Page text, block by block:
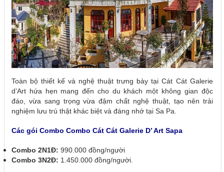
Toàn bộ thiết kế và nghệ thuật trưng bày tại Cát Cát Galerie
d’Art hứa hẹn mang đến cho du khách một không gian độc
đáo, vừa sang trọng vừa đậm chất nghệ thuật, tạo nên trải
nghiệm lưu trú thật khác biệt và đáng nhớ tại Sa Pa.
Các gói Combo Combo Cát Cát Galerie D’ Art Sapa
Combo 2N1Đ: 990.000 đồng/người
Combo 3N2Đ: 1.450.000 đồng/người.